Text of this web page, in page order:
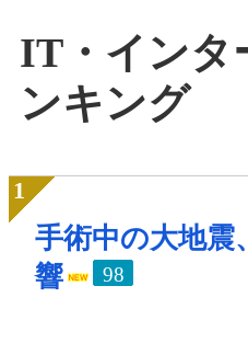
IT・インタ
ンキング
手術中の大地震
響
98